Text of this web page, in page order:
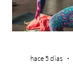
hace 5 días